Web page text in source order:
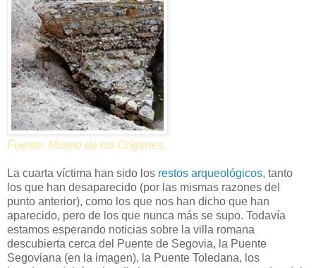
Fuente: Museo de los Orígenes.
La cuarta víctima han sido los restos arqueológicos, tanto
los que han desaparecido (por las mismas razones del
punto anterior), como los que nos han dicho que han
aparecido, pero de los que nunca más se supo. Todavía
estamos esperando noticias sobre la villa romana
descubierta cerca del Puente de Segovia, la Puente
Segoviana (en la imagen), la Puente Toledana, los